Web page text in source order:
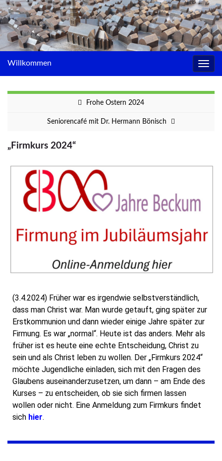
Willkommen
Frohe Ostern 2024
Seniorencafé mit Dr. Hermann Bönisch
„Firmkurs 2024“
(3.4.2024) Früher war es irgendwie selbstverständlich,
dass man Christ war. Man wurde getauft, ging später zur
Erstkommunion und dann wieder einige Jahre später zur
Firmung. Es war „normal“. Heute ist das anders. Mehr als
früher ist es heute eine echte Entscheidung, Christ zu
sein und als Christ leben zu wollen. Der „Firmkurs 2024“
möchte Jugendliche einladen, sich mit den Fragen des
Glaubens auseinanderzusetzen, um dann – am Ende des
Kurses – zu entscheiden, ob sie sich firmen lassen
wollen oder nicht. Eine Anmeldung zum Firmkurs findet
sich hier.